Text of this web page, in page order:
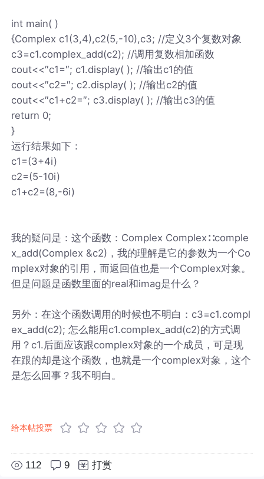
int main( )
{Complex c1(3,4),c2(5,-10),c3; //定义3个复数对象
c3=c1.complex_add(c2); //调用复数相加函数
cout<<″c1=″; c1.display( ); //输出c1的值
cout<<″c2=″; c2.display( ); //输出c2的值
cout<<″c1+c2=″; c3.display( ); //输出c3的值
return 0;
}
运行结果如下：
c1=(3+4i)
c2=(5-10i)
c1+c2=(8,-6i)
我的疑问是：这个函数：Complex Complex∷comple
x_add(Complex &c2)，我的理解是它的参数为一个Co
mplex对象的引用，而返回值也是一个Complex对象。
但是问题是函数里面的real和imag是什么？
另外：在这个函数调用的时候也不明白：c3=c1.compl
ex_add(c2); 怎么能用c1.complex_add(c2)的方式调
用？c1.后面应该跟complex对象的一个成员，可是现
在跟的却是这个函数，也就是一个complex对象，这个
是怎么回事？我不明白。
给本帖投票
112 9 打赏